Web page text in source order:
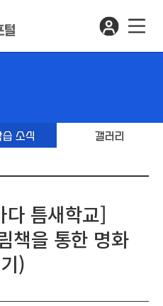
털
소식 갤러리
틈새학교]
책을 통한 명화
)